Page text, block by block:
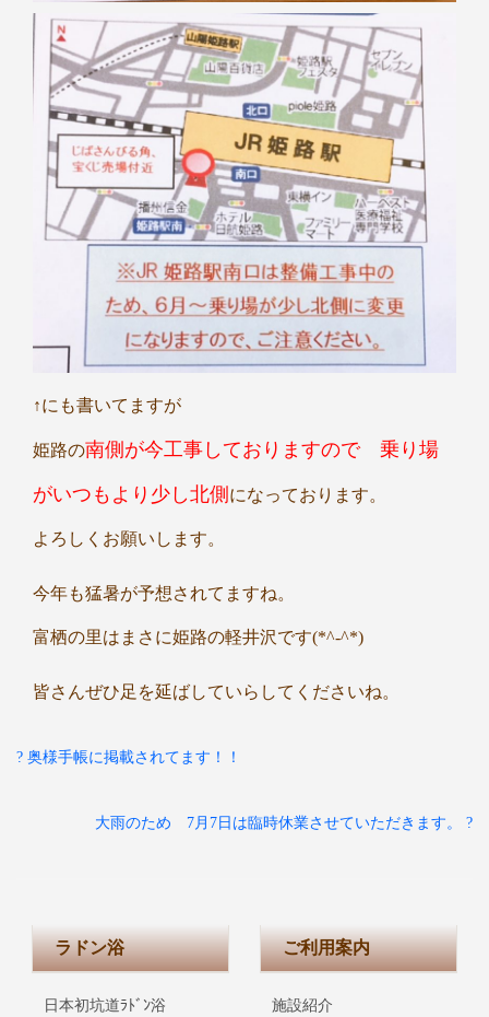
↑にも書いてますが
姫路の南側が今工事しておりますので 乗り場
がいつもより少し北側 になっております。
よろしくお願いします。
今年も猛暑が予想されてますね。
富栖の里はまさに姫路の軽井沢です(*^-^*)
皆さんぜひ足を延ばしていらしてくださいね。
? 奥様手帳に掲載されてます！！
大雨のため 7月7日は臨時休業させていただきます。 ?
ラドン浴
日本初坑道ﾗﾄﾞﾝ浴
ご利用案内
施設紹介